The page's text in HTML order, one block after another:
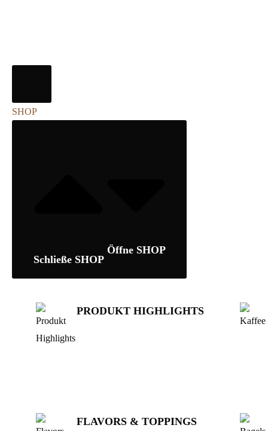
SHOP
Schließe SHOP
Öffne SHOP
PRODUKT HIGHLIGHTS
FLAVORS & TOPPINGS